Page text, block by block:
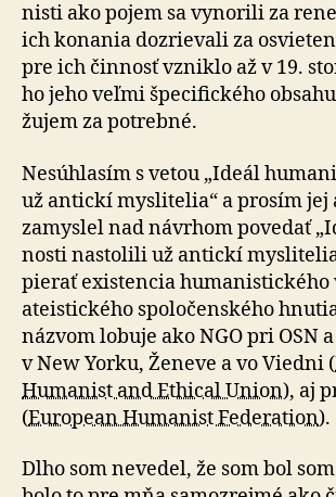
nisti ako pojem sa vy­no­rili za
ich konania dozrie­vali za
pre ich činnosť vzniklo až v 19.
ho jeho veľmi špe­ci­fického
žujem za potrebné.
Nesúhlasím s vetou „Ideál
už antickí myslitelia“ a prosím jej
zamyslel nad návrhom povedať
nosti nastolili už antickí
pie­rať exis­ten­cia hu­ma­nis­tic­kého
ateistického spo­lo­čen­ského
názvom lobuje ako NGO pri OSN
v New Yorku, Ženeve a vo Viedni (
Humanist and Ethical Union), aj
(European Humanist Federation).
Dlho som nevedel, že som bol